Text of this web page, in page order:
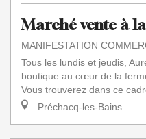
Marché vente à la
MANIFESTATION
Tous les lundis et jeudis,
boutique au cœur de la
Vous trouverez dans ce
Préchacq-les-Bains